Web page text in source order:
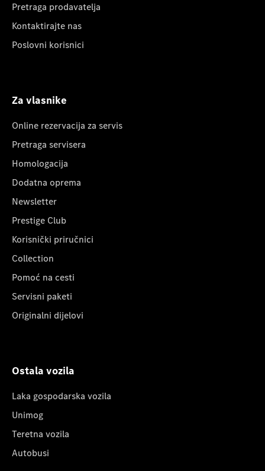
Pretraga prodavatelja
Kontaktirajte nas
Poslovni korisnici
Za vlasnike
Online rezervacija za servis
Pretraga servisera
Homologacija
Dodatna oprema
Newsletter
Prestige Club
Korisnički priručnici
Collection
Pomoć na cesti
Servisni paketi
Originalni dijelovi
Ostala vozila
Laka gospodarska vozila
Unimog
Teretna vozila
Autobusi